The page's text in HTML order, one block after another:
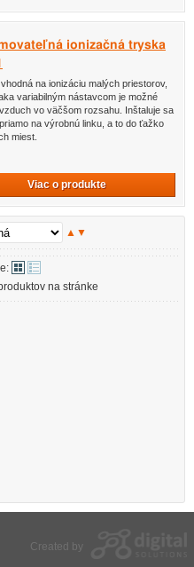
ionizačná tryska
na ionizáciu malých priestorov,
variabilným nástavcom je možné
vo väčšom rozsahu. Inštaluje sa
na výrobnú linku, a to do ťažko
miest.
Viac o produkte
▲ ▼
na stránke
Created by